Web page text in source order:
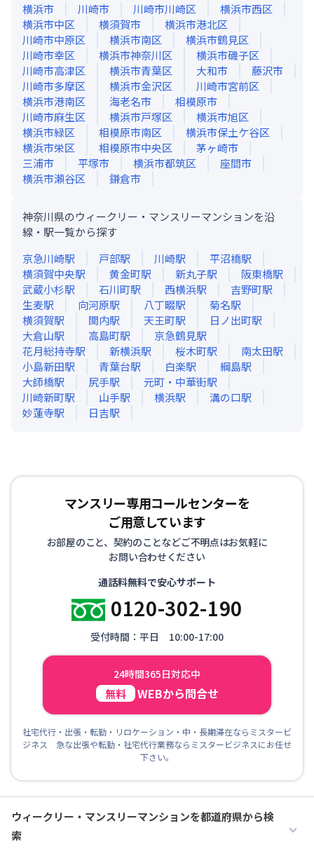
横浜市
川崎市 川崎市川崎区
横浜市西区
横浜市中区
横須賀市
横浜市港北区
川崎市中原区
横浜市南区
横浜市鶴見区
川崎市幸区
横浜市神奈川区
横浜市磯子区
川崎市高津区
横浜市青葉区 大和市
藤沢市
川崎市多摩区
横浜市金沢区
川崎市宮前区
横浜市港南区
海老名市
相模原市
川崎市麻生区
横浜市戸塚区
横浜市旭区
横浜市緑区
相模原市南区
横浜市保土ケ谷区
横浜市栄区
相模原市中央区
茅ヶ崎市
三浦市
平塚市 横浜市都筑区
座間市
横浜市瀬谷区
鎌倉市
神奈川県のウィークリー・マンスリーマンションを沿
線・駅一覧から探す
京急川崎駅 戸部駅 川崎駅 平沼橋駅
横須賀中央駅 黄金町駅 新丸子駅 阪東橋駅
武蔵小杉駅 石川町駅 西横浜駅 吉野町駅
生麦駅 向河原駅 八丁畷駅 菊名駅
横須賀駅 関内駅 天王町駅 日ノ出町駅
大倉山駅 高島町駅 京急鶴見駅
花月総持寺駅 新横浜駅 桜木町駅 南太田駅
小島新田駅 青葉台駅 白楽駅 綱島駅
大師橋駅 尻手駅 元町・中華街駅
川崎新町駅 山手駅 横浜駅 溝の口駅
妙蓮寺駅 日吉駅
マンスリー専用コールセンターを
ご用意しています
お部屋のこと、契約のことなどご不明点はお気軽に
お問い合わせください
通話料無料で安心サポート
0120-302-190
受付時間：平日 10:00-17:00
24時間365日対応中
無料 WEBから問合せ
社宅代行・出張・転勤・リロケーション・中・長期滞在ならミスタービ
ジネス 急な出張や転勤・社宅代行業務ならミスタービジネスにお任せ
下さい。
ウィークリー・マンスリーマンションを都道府県から検
索